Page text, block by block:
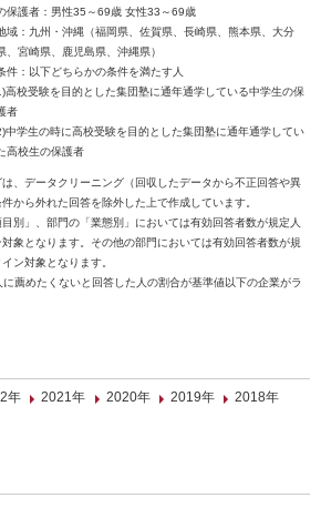
保護者：男性35～69歳 女性33～69歳
域：九州・沖縄（福岡県、佐賀県、長崎県、熊本県、大分
、宮崎県、鹿児島県、沖縄県）
件：以下どちらかの条件を満たす人
高校受験を目的とした集団塾に通年通学している中学生の保
者
中学生の時に高校受験を目的とした集団塾に通年通学してい
高校生の保護者
、データクリーニング（回収したデータから不正回答や異
から外れた回答を除外した上で作成しています。
別」、部門の「業態別」においては有効回答者数が規定人
象となります。その他の部門においては有効回答者数が規
ン対象となります。
薦めたくないと回答した人の割合が基準値以下の企業がラ
年 2021年 2020年 2019年
2018年